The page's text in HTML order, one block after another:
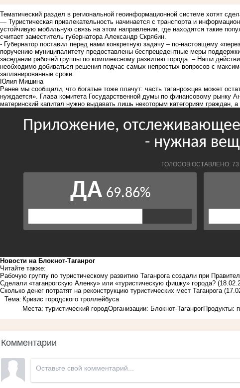
Тематический раздел в региональной геоинформационной системе хотят
— Туристическая привлекательность начинается с транспорта и
устойчивую мобильную связь на этом направлении, где находятся такие
считает заместитель губернатора Александр Скрябин.
- Губернатор поставил перед нами конкретную задачу – по-настоящему
поручению муниципалитету предоставлены беспрецедентные меры
заседании рабочей группы по комплексному развитию города. – Наши
необходимо добиваться решения подчас самых непростых вопросов с
запланированные сроки.
Юлия Мишина
Ранее мы сообщали, что богатые тоже плачут: часть таганрожцев может
нуждается». Глава комитета Государственной думы по финансовому рынку
материнский капитал нужно выдавать лишь некоторым категориям граждан, а
Новости на Блoкнoт-Таганрог
Читайте также:
Рабочую группу по туристическому развитию Таганрога создали при
Сделали «таганрогскую Аленку» или «туристическую фишку» города?
Сколько денег потратят на реконструкцию туристических мест Таганрога
Тема: Кризис городского троллейбуса
Места: туристический городОрганизации: Блокнот-ТаганрогПродукты:
Комментарии